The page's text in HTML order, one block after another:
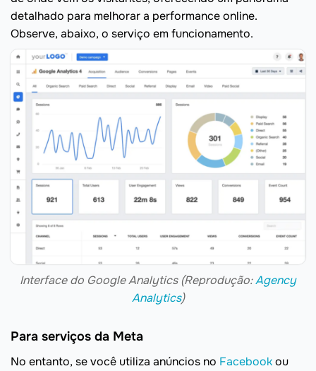
detalhado para melhorar a performance online.
Observe, abaixo, o serviço em funcionamento.
Interface do Google Analytics (Reprodução:Agency
Analytics)
Para serviços da Meta
No entanto, se você utiliza anúncios no Facebookou